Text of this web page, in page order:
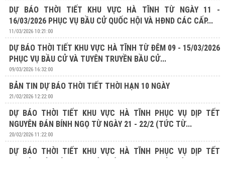
DỰ BÁO THỜI TIẾT KHU VỰC HÀ TĨNH TỪ NGÀY 11 -
16/03/2026 PHỤC VỤ BẦU CỬ QUỐC HỘI VÀ HĐND CÁC CẤP...
11/03/2026 10:21:00
DỰ BÁO THỜI TIẾT KHU VỰC HÀ TĨNH TỪ ĐÊM 09 - 15/03/2026
PHỤC VỤ BẦU CỬ VÀ TUYÊN TRUYỀN BẦU CỬ...
09/03/2026 16:32:00
BẢN TIN DỰ BÁO THỜI TIẾT THỜI HẠN 10 NGÀY
21/02/2026 12:22:00
DỰ BÁO THỜI TIẾT KHU VỰC HÀ TĨNH PHỤC VỤ DỊP TẾT
NGUYÊN ĐÁN BÍNH NGỌ TỪ NGÀY 21 - 22/2 (TỨC TỪ...
20/02/2026 11:22:00
DỰ BÁO THỜI TIẾT KHU VỰC HÀ TĨNH PHỤC VỤ DỊP TẾT